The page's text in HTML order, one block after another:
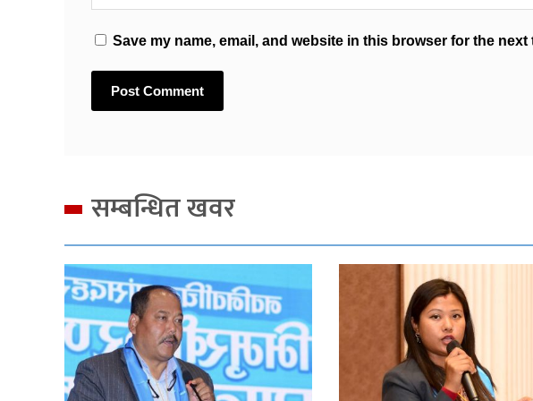
Save my name, email, and website in this browser for the next
सम्बन्धित खवर